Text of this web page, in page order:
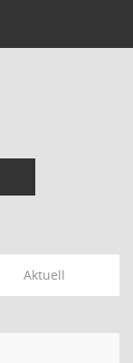
Aktuell